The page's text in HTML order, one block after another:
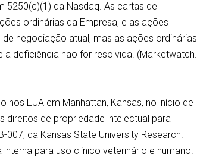
5250(c)(1) da Nasdaq. As cartas de
ordinárias da Empresa, e as ações
negociação atual, mas as ações ordinárias
a deficiência não for resolvida. (Marketwatch.
nos EUA em Manhattan, Kansas, no início de
direitos de propriedade intelectual para
da Kansas State University Research.
para uso clínico veterinário e humano.